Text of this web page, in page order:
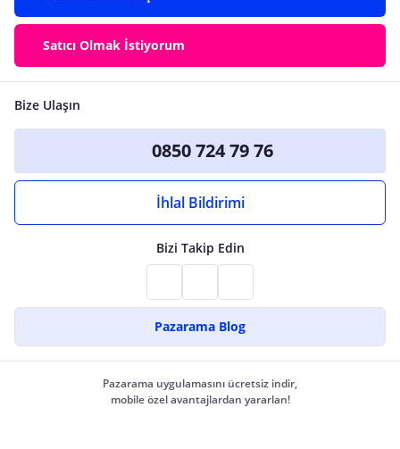
Satıcı Olmak İstiyorum
Bize Ulaşın
0850 724 79 76
İhlal Bildirimi
Bizi Takip Edin
Pazarama Blog
Pazarama uygulamasını ücretsiz indir,
mobile özel avantajlardan yararlan!